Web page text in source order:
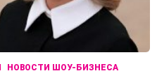
НОВОСТИ ШОУ-БИЗНЕСА